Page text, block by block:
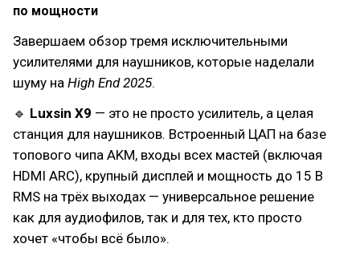
по мощности
Завершаем обзор тремя исключительными
усилителями для наушников, которые наделали
шуму на High End 2025.
🔹 Luxsin X9 — это не просто усилитель, а целая
станция для наушников. Встроенный ЦАП на базе
топового чипа AKM, входы всех мастей (включая
HDMI ARC), крупный дисплей и мощность до 15 В
RMS на трёх выходах — универсальное решение
как для аудиофилов, так и для тех, кто просто
хочет «чтобы всё было».